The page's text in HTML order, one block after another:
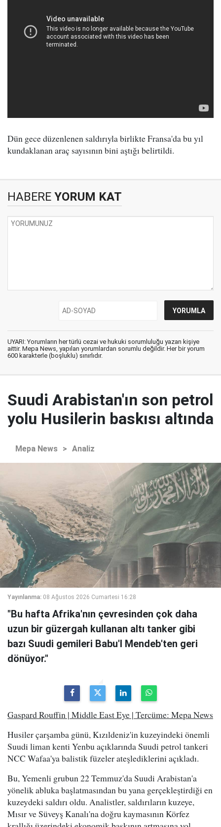
Dün gece düzenlenen saldırıyla birlikte Fransa'da bu yıl
kundaklanan araç sayısının bini aştığı belirtildi.
HABERE YORUM KAT
UYARI: Yorumların her türlü cezai ve hukuki sorumluluğu yazan kişiye
aittir. Mepa News, yapılan yorumlardan sorumlu değildir. Her bir yorum
600 karakterle (boşluklu) sınırlıdır.
Suudi Arabistan'ın son petrol
yolu Husilerin baskısı altında
Mepa News > Analiz
Yayınlanma: 08 Ağustos 2026 Cumartesi 16:28
"Bu hafta Afrika'nın çevresinden çok daha
uzun bir güzergah kullanan altı tanker gibi
bazı Suudi gemileri Babu'l Mendeb'ten geri
dönüyor."
Gaspard Rouffin | Middle East Eye | Tercüme: Mepa News
Husiler çarşamba günü, Kızıldeniz'in kuzeyindeki önemli
Suudi liman kenti Yenbu açıklarında Suudi petrol tankeri
NCC Wafaa'ya balistik füzeler ateşlediklerini açıkladı.
Bu, Yemenli grubun 22 Temmuz'da Suudi Arabistan'a
yönelik abluka başlatmasından bu yana gerçekleştirdiği en
kuzeydeki saldırı oldu. Analistler, saldırıların kuzeye,
Mısır ve Süveyş Kanalı'na doğru kaymasının Körfez